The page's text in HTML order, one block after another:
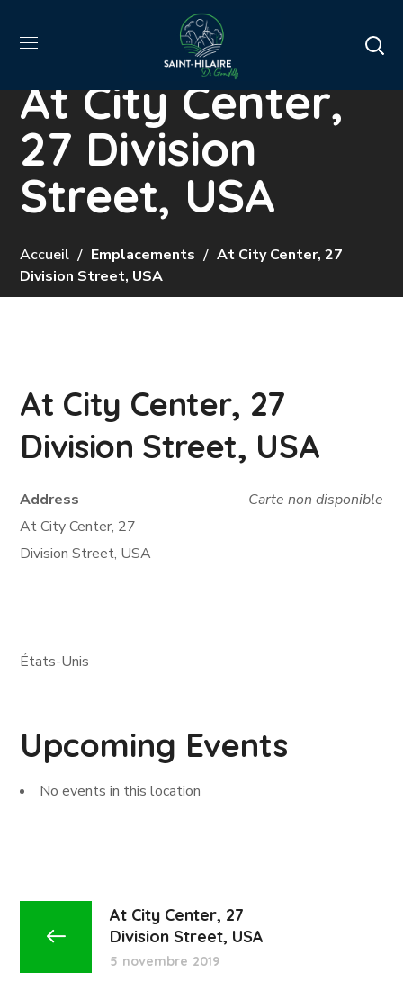
At City Center,
27 Division
Street, USA
Accueil Emplacements
At City Center, 27
Division Street, USA
At City Center, 27
Division Street, USA
Carte non disponible
Address
At City Center, 27
Division Street, USA
États-Unis
Upcoming Events
No events in this location
At City Center, 27
Division Street, USA
5 novembre 2019